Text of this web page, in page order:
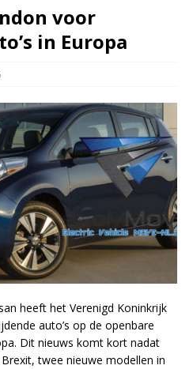
voor
in Europa
heeft het Verenigd Koninkrijk
auto’s op de openbare
Dit nieuws komt kort nadat
twee nieuwe modellen in